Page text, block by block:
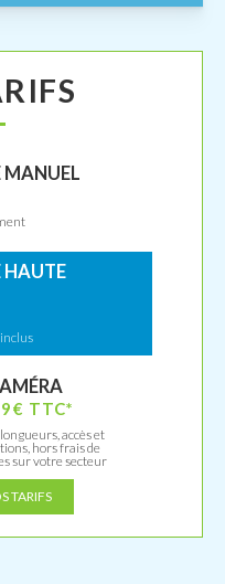
MANUEL
HAUTE
TTC*
accès et
hors frais de
sur votre secteur
TARIFS